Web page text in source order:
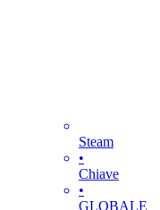
Steam
•
Chiave
•
GLOBALE